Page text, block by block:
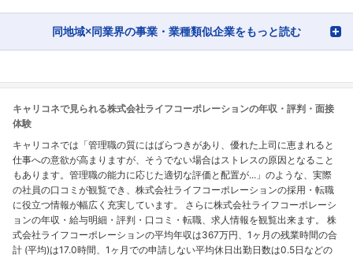
同地域×同業界の事業・業種類似企業をもっと読む
キャリコネで見られる株式会社ライフコーポレーションの年収・評判・面接
体験
キャリコネでは「管理職の質にはばらつきがあり、優れた上司に恵まれると
仕事への意欲が高まりますが、そうでない場合はストレスの原因となること
もあります。管理職の能力に応じた適切な評価と配置が...」のような、実際
の社員の口コミが観覧でき、株式会社ライフコーポレーションの採用・転職
に役立つ情報が幅広く充実しています。 さらに株式会社ライフコーポレーシ
ョンの年収・給与明細・評判・口コミ・転職、求人情報を観覧出来ます。 株
式会社ライフコーポレーションの平均年収は367万円、1ヶ月の残業時間の合
計 (平均)は17.0時間、1ヶ月での申請しない平均休日出勤日数は0.5日などの